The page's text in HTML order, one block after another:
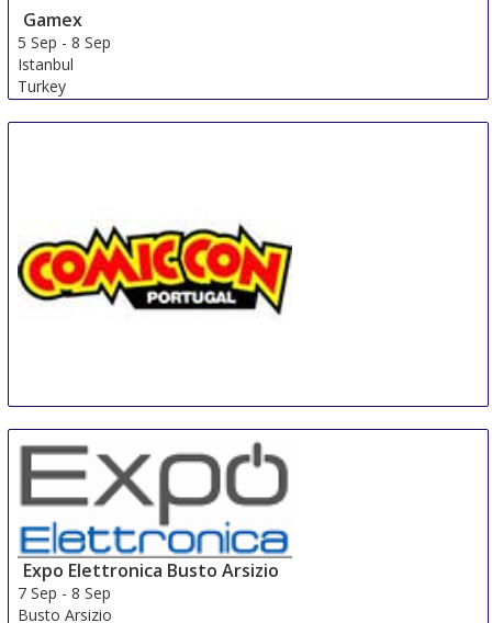
Gamex
5 Sep -8 Sep
Istanbul
Turkey
6 Sep-9 Sep
Matosinhos
Portugal
Expo Elettronica Busto Arsizio
7 Sep -8 Sep
Busto Arsizio